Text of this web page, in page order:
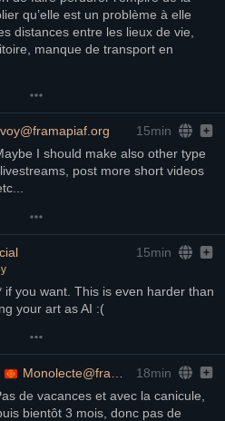
qu’elle est un problème à elle
distances entre les lieux de vie,
manque de transport en
15min
I should make also other type
post more short videos
15min
if you want. This is even harder than
your art as AI :(
18min
de vacances et avec la canicule,
bientôt 3 mois, donc pas de